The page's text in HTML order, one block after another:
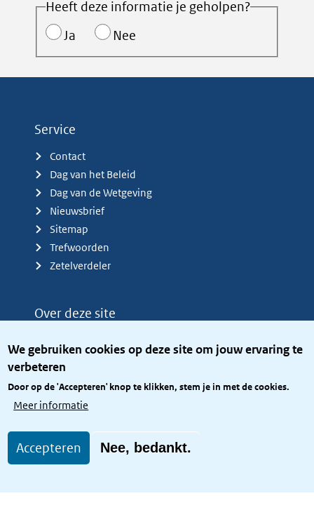
We gebruiken cookies op deze site om jouw ervaring te
verbeteren
Door op de 'Accepteren' knop te klikken, stem je in met de cookies.
Meer informatie
Accepteren Nee, bedankt.
Heeft deze informatie je geholpen?
Ja
Nee
Service
Contact
Dag van het Beleid
Dag van de Wetgeving
Nieuwsbrief
Sitemap
Trefwoorden
Zetelverdeler
Over deze site
Privacy
Toegang site openbaar
Toegankelijkheid